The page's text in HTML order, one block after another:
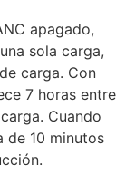
apagado,
sola carga,
carga. Con
7 horas entre
Cuando
de 10 minutos